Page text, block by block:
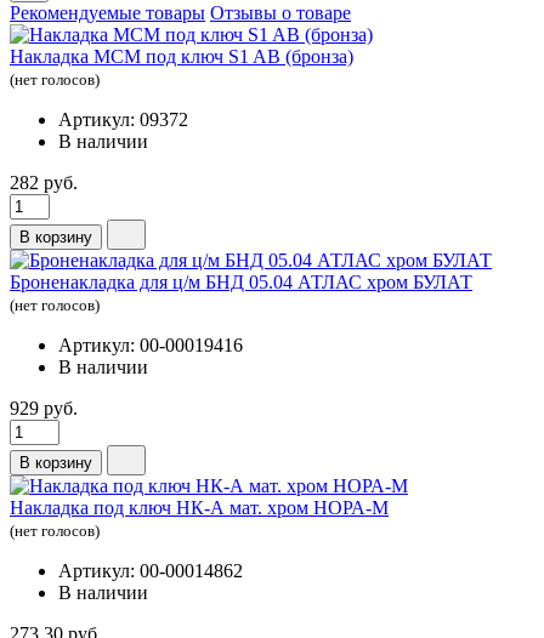
Рекомендуемые товары Отзывы о товаре
Накладка МСМ под ключ S1 AB (бронза)
(нет голосов)
Артикул: 09372
В наличии
282 руб.
В корзину
Броненакладка для ц/м БНД 05.04 АТЛАС хром БУЛАТ
(нет голосов)
Артикул: 00-00019416
В наличии
929 руб.
В корзину
Накладка под ключ НК-А мат. хром НОРА-М
(нет голосов)
Артикул: 00-00014862
В наличии
273.30 руб.